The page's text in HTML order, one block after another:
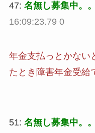
47: 名無し募集中。。
16:09:23.79 0
年金支払っとかない
たとき障害年金受給
51: 名無し募集中。。